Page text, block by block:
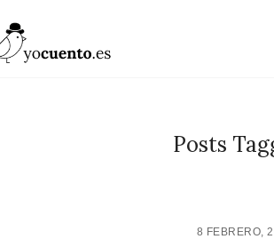
Posts
8 FEBRERO,